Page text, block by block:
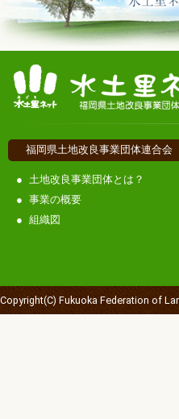
福岡県土地改良事業団体連合会
土地改良事業団体とは？
事業の概要
組織図
Copyright(C) Fukuoka Federation of